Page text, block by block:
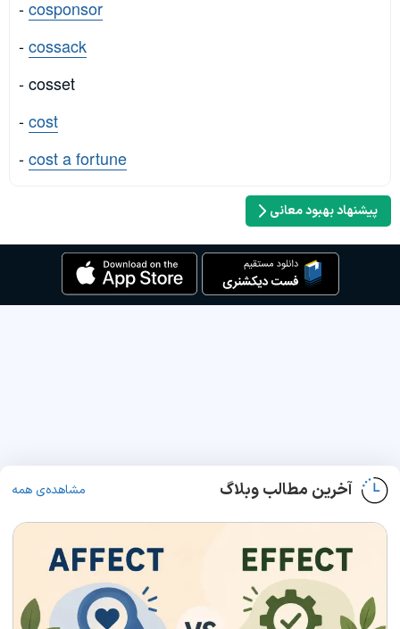
-cosponsor
-cossack
- cosset
-cost
-cost a fortune
پیشنهاد بهبود معانی
آخرین مطالب وبلاگ مشاهده‌ی همه